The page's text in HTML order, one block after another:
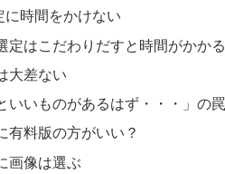
に時間をかけない
定はこだわりだすと時間がかかる
大差ない
いいものがあるはず・・・」の罠
有料版の方がいい？
画像は選ぶ